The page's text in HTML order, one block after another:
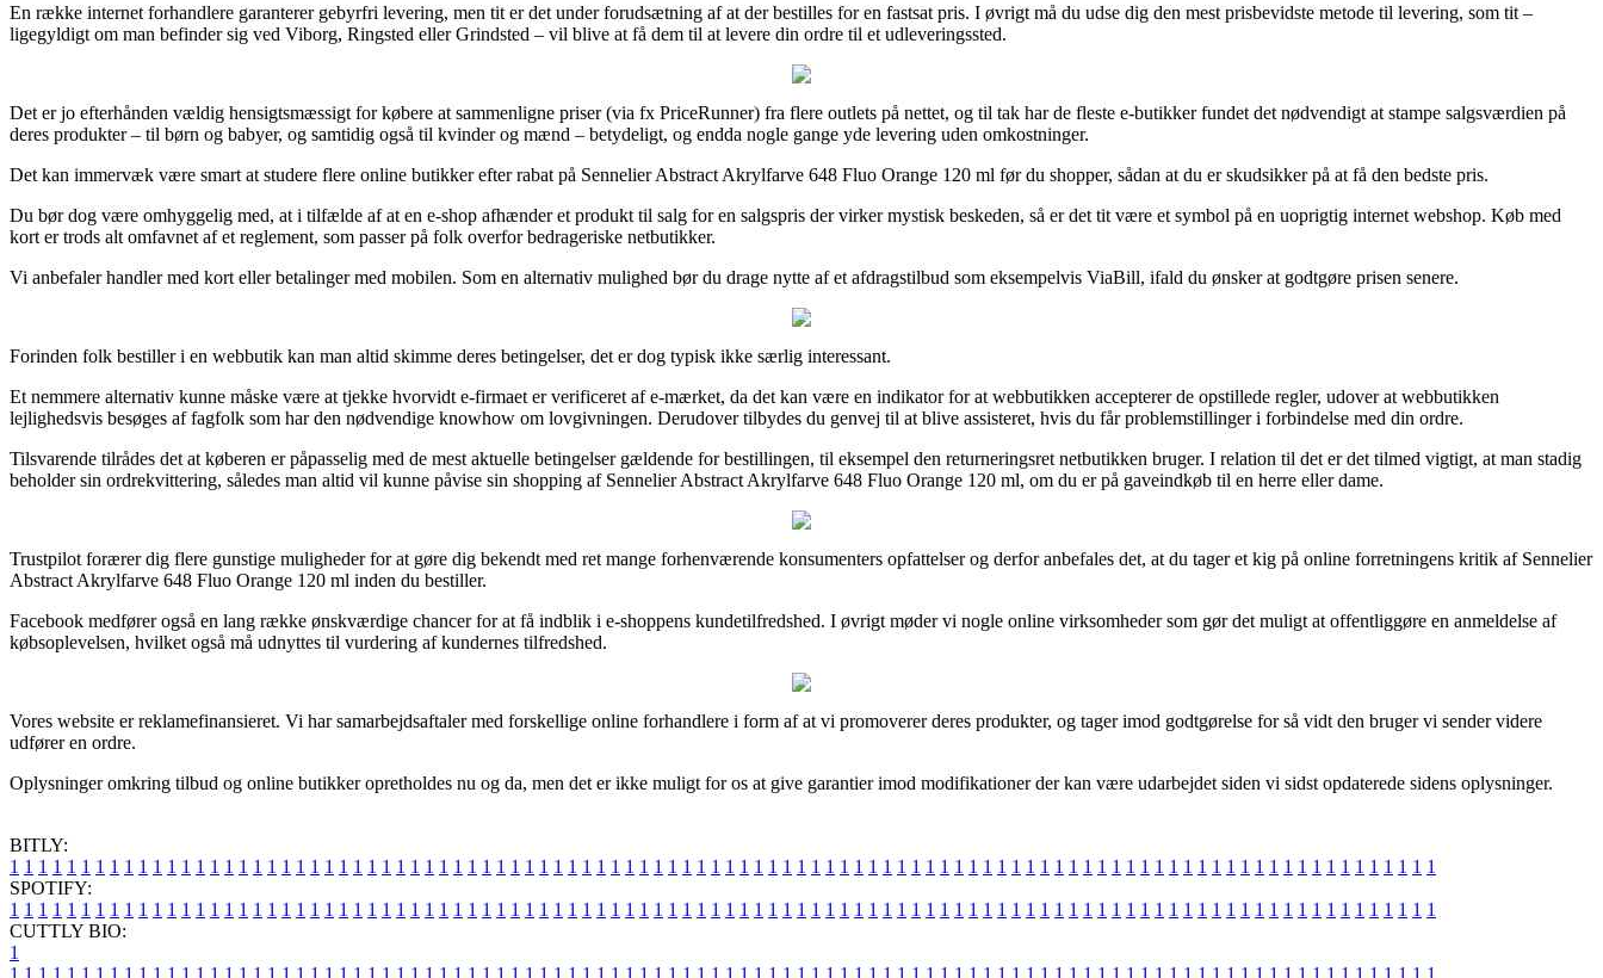
En række internet forhandlere garanterer gebyrfri levering, men tit er det under forudsætning af at der bestilles for en fastsat pris. I øvrigt må du udse dig den mest prisbevidste metode til levering, som tit –
ligegyldigt om man befinder sig ved Viborg, Ringsted eller Grindsted – vil blive at få dem til at levere din ordre til et udleveringssted.
Det er jo efterhånden vældig hensigtsmæssigt for købere at sammenligne priser (via fx PriceRunner) fra flere outlets på nettet, og til tak har de fleste e-butikker fundet det nødvendigt at stampe salgsværdien på
deres produkter – til børn og babyer, og samtidig også til kvinder og mænd – betydeligt, og endda nogle gange yde levering uden omkostninger.
Det kan immervæk være smart at studere flere online butikker efter rabat på Sennelier Abstract Akrylfarve 648 Fluo Orange 120 ml før du shopper, sådan at du er skudsikker på at få den bedste pris.
Du bør dog være omhyggelig med, at i tilfælde af at en e-shop afhænder et produkt til salg for en salgspris der virker mystisk beskeden, så er det tit være et symbol på en uoprigtig internet webshop. Køb med
kort er trods alt omfavnet af et reglement, som passer på folk overfor bedrageriske netbutikker.
Vi anbefaler handler med kort eller betalinger med mobilen. Som en alternativ mulighed bør du drage nytte af et afdragstilbud som eksempelvis ViaBill, ifald du ønsker at godtgøre prisen senere.
Forinden folk bestiller i en webbutik kan man altid skimme deres betingelser, det er dog typisk ikke særlig interessant.
Et nemmere alternativ kunne måske være at tjekke hvorvidt e-firmaet er verificeret af e-mærket, da det kan være en indikator for at webbutikken accepterer de opstillede regler, udover at webbutikken
lejlighedsvis besøges af fagfolk som har den nødvendige knowhow om lovgivningen. Derudover tilbydes du genvej til at blive assisteret, hvis du får problemstillinger i forbindelse med din ordre.
Tilsvarende tilrådes det at køberen er påpasselig med de mest aktuelle betingelser gældende for bestillingen, til eksempel den returneringsret netbutikken bruger. I relation til det er det tilmed vigtigt, at man stadig
beholder sin ordrekvittering, således man altid vil kunne påvise sin shopping af Sennelier Abstract Akrylfarve 648 Fluo Orange 120 ml, om du er på gaveindkøb til en herre eller dame.
Trustpilot forærer dig flere gunstige muligheder for at gøre dig bekendt med ret mange forhenværende konsumenters opfattelser og derfor anbefales det, at du tager et kig på online forretningens kritik af Sennelier
Abstract Akrylfarve 648 Fluo Orange 120 ml inden du bestiller.
Facebook medfører også en lang række ønskværdige chancer for at få indblik i e-shoppens kundetilfredshed. I øvrigt møder vi nogle online virksomheder som gør det muligt at offentliggøre en anmeldelse af
købsoplevelsen, hvilket også må udnyttes til vurdering af kundernes tilfredshed.
Vores website er reklamefinansieret. Vi har samarbejdsaftaler med forskellige online forhandlere i form af at vi promoverer deres produkter, og tager imod godtgørelse for så vidt den bruger vi sender videre
udfører en ordre.
Oplysninger omkring tilbud og online butikker opretholdes nu og da, men det er ikke muligt for os at give garantier imod modifikationer der kan være udarbejdet siden vi sidst opdaterede sidens oplysninger.
BITLY:
1 1 1 1 1 1 1 1 1 1 1 1 1 1 1 1 1 1 1 1 1 1 1 1 1 1 1 1 1 1 1 1 1 1 1 1 1 1 1 1 1 1 1 1 1 1 1 1 1 1 1 1 1 1 1 1 1 1 1 1 1 1 1 1 1 1 1 1 1 1 1 1 1 1 1 1 1 1 1 1 1 1 1 1 1 1 1 1 1 1 1 1 1 1 1 1 1 1 1 1
SPOTIFY:
1 1 1 1 1 1 1 1 1 1 1 1 1 1 1 1 1 1 1 1 1 1 1 1 1 1 1 1 1 1 1 1 1 1 1 1 1 1 1 1 1 1 1 1 1 1 1 1 1 1 1 1 1 1 1 1 1 1 1 1 1 1 1 1 1 1 1 1 1 1 1 1 1 1 1 1 1 1 1 1 1 1 1 1 1 1 1 1 1 1 1 1 1 1 1 1 1 1 1 1
CUTTLY BIO:
1
1 1 1 1 1 1 1 1 1 1 1 1 1 1 1 1 1 1 1 1 1 1 1 1 1 1 1 1 1 1 1 1 1 1 1 1 1 1 1 1 1 1 1 1 1 1 1 1 1 1 1 1 1 1 1 1 1 1 1 1 1 1 1 1 1 1 1 1 1 1 1 1 1 1 1 1 1 1 1 1 1 1 1 1 1 1 1 1 1 1 1 1 1 1 1 1 1 1 1 1